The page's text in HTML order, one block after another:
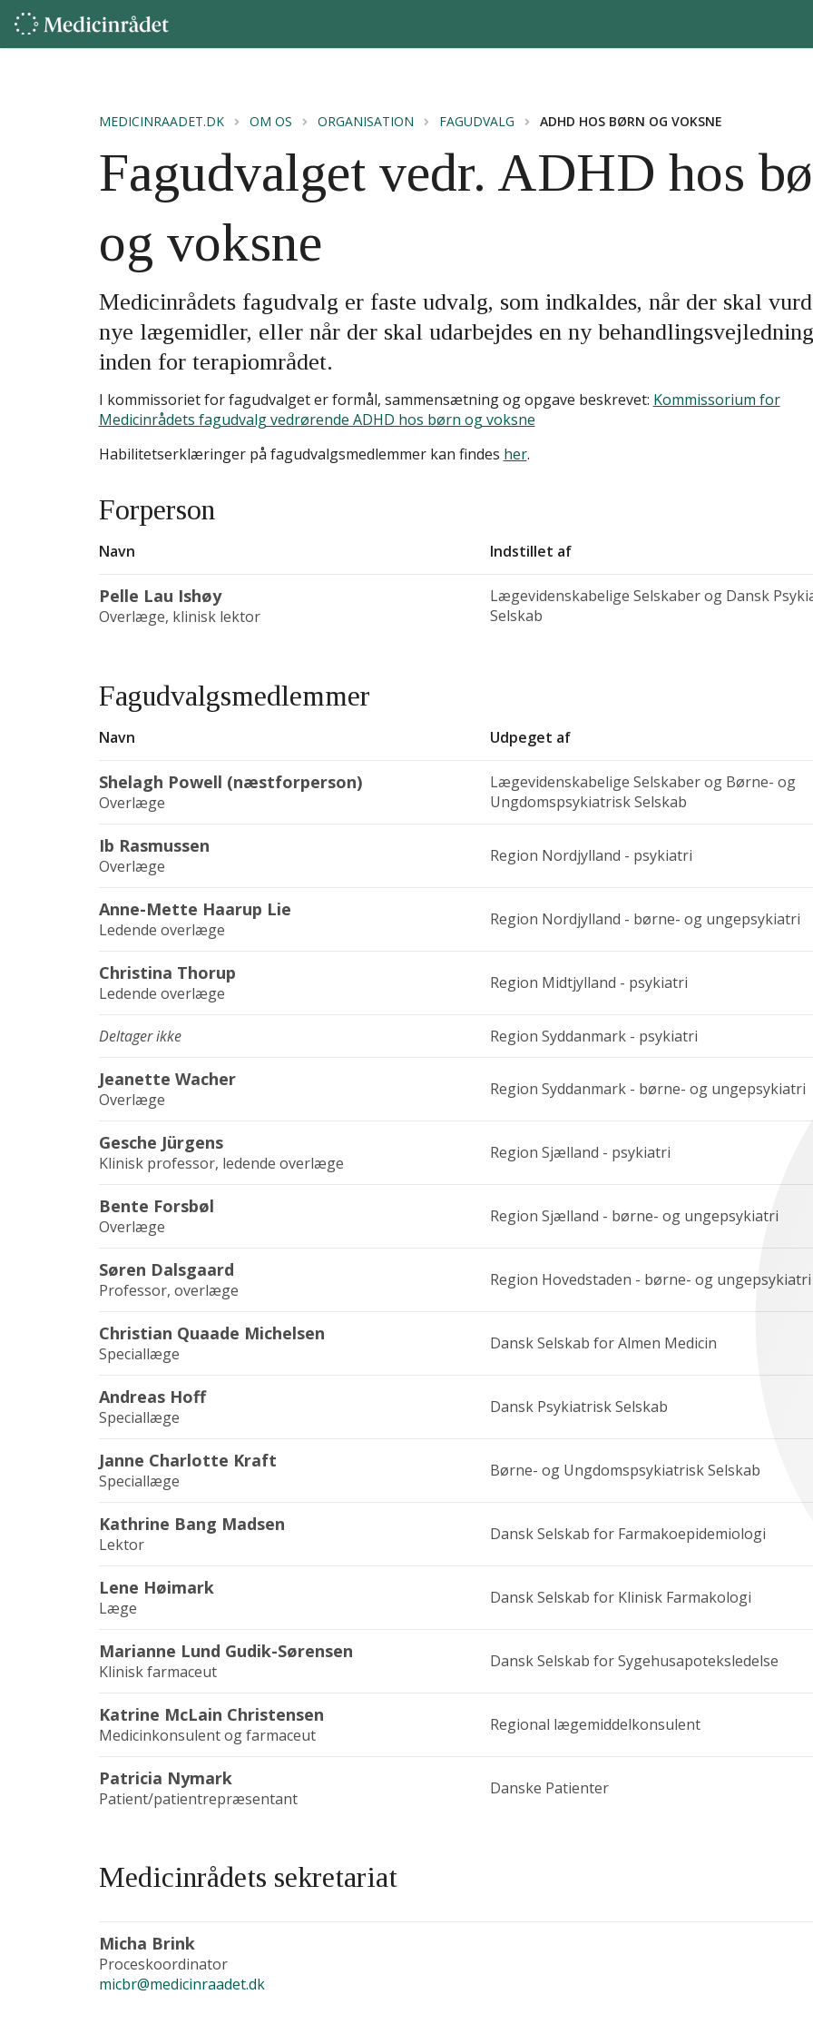
MEDICINRAADET.DK OM OS ORGANISATION FAGUDVALG ADHD HOS BØRN OG VOKSNE
Fagudvalget vedr. ADHD hos
og voksne
Medicinrådets fagudvalg er faste udvalg, som indkaldes, når der skal
nye lægemidler, eller når der skal udarbejdes en ny behandlingsvejledning
inden for terapiområdet.
I kommissoriet for fagudvalget er formål, sammensætning og opgave beskrevet: Kommissorium for
Medicinrådets fagudvalg vedrørende ADHD hos børn og voksne
Habilitetserklæringer på fagudvalgsmedlemmer kan findes her.
Forperson
Navn Indstillet af
Pelle Lau Ishøy
Overlæge, klinisk lektor
Lægevidenskabelige Selskaber og Dansk
Selskab
Fagudvalgsmedlemmer
Navn Udpeget af
Shelagh Powell (næstforperson)
Overlæge
Lægevidenskabelige Selskaber og Børne- og
Ungdomspsykiatrisk Selskab
Ib Rasmussen
Overlæge
Region Nordjylland - psykiatri
Anne-Mette Haarup Lie
Ledende overlæge
Region Nordjylland - børne- og ungepsykiatri
Christina Thorup
Ledende overlæge
Region Midtjylland - psykiatri
Deltager ikke Region Syddanmark - psykiatri
Jeanette Wacher
Overlæge
Region Syddanmark - børne- og ungepsykiatri
Gesche Jürgens
Klinisk professor, ledende overlæge
Region Sjælland - psykiatri
Bente Forsbøl
Overlæge
Region Sjælland - børne- og ungepsykiatri
Søren Dalsgaard
Professor, overlæge
Region Hovedstaden - børne- og ungepsykiatri
Christian Quaade Michelsen
Speciallæge
Dansk Selskab for Almen Medicin
Andreas Hoff
Speciallæge
Dansk Psykiatrisk Selskab
Janne Charlotte Kraft
Speciallæge
Børne- og Ungdomspsykiatrisk Selskab
Kathrine Bang Madsen
Lektor
Dansk Selskab for Farmakoepidemiologi
Lene Høimark
Læge
Dansk Selskab for Klinisk Farmakologi
Marianne Lund Gudik-Sørensen
Klinisk farmaceut
Dansk Selskab for Sygehusapoteksledelse
Katrine McLain Christensen
Medicinkonsulent og farmaceut
Regional lægemiddelkonsulent
Patricia Nymark
Patient/patientrepræsentant
Danske Patienter
Medicinrådets sekretariat
Micha Brink
Proceskoordinator
micbr@medicinraadet.dk